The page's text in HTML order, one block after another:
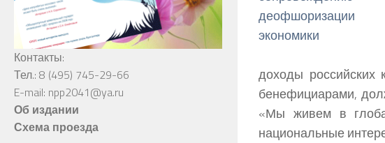
доходы российских
бенефициарами,
«Мы живем в
национальные
Контакты:
Тел.: 8 (495) 745-29-66
E-mail: npp2041@ya.ru
Об издании
Схема проезда